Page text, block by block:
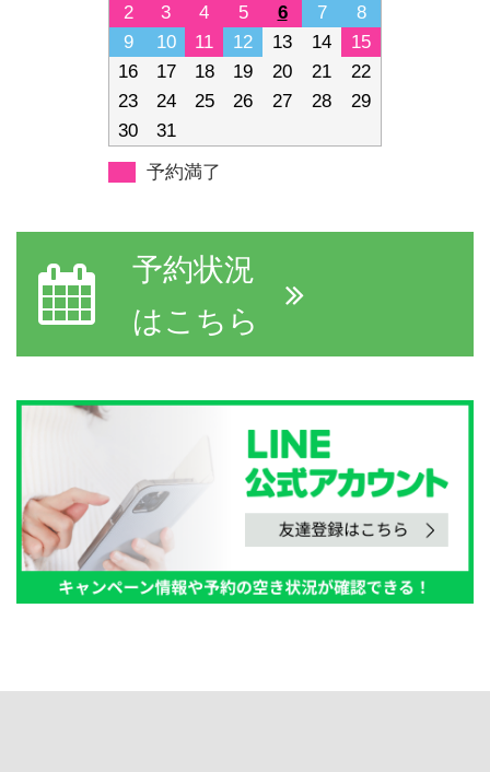
2
3 4 5 6 7
8
9
10 11 12 13 14
15
16
17 18 19 20 21
22
23
24 25 26 27 28
29
30
31
予約満了
予約状況
はこちら